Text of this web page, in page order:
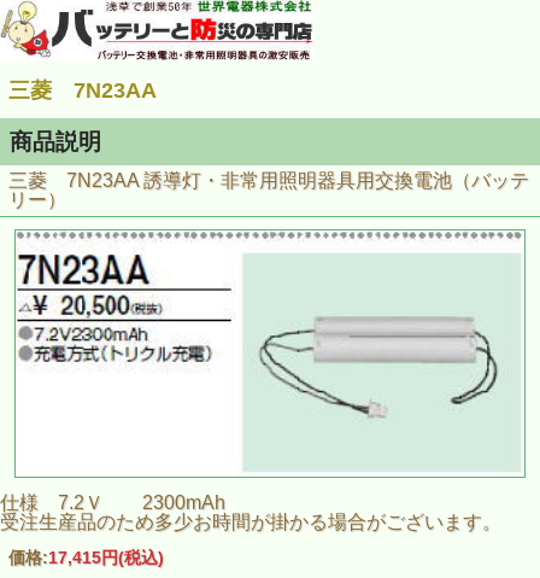
三菱 7N23AA
商品説明
三菱 7N23AA 誘導灯・非常用照明器具用交換電池（バッテ
リー）
仕様 7.2Ｖ 2300mAh
受注生産品のため多少お時間が掛かる場合がございます。
価格:17,415円(税込)